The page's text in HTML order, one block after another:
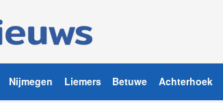
Nijmegen Liemers Betuwe Achterhoek